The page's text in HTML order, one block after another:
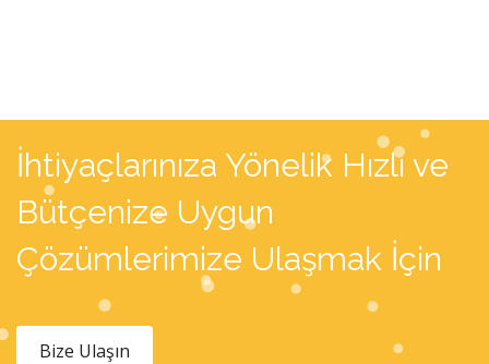
İhtiyaçlarınıza Yönelik Hızlı ve
Bütçenize Uygun
Çözümlerimize Ulaşmak İçin
Bize Ulaşın